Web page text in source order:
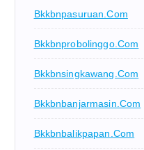
Bkkbnpasuruan.com
Bkkbnprobolinggo.com
Bkkbnsingkawang.com
Bkkbnbanjarmasin.com
Bkkbnbalikpapan.com